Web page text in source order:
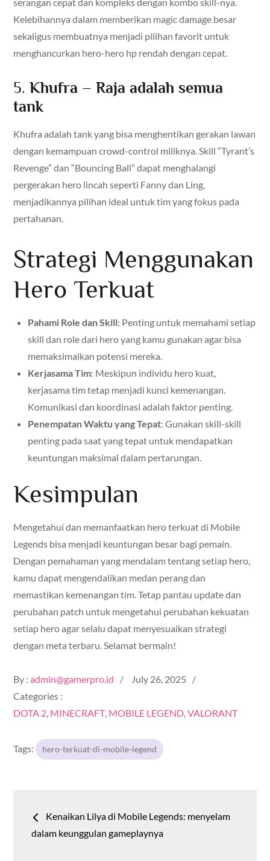
Kelebihannya dalam memberikan magic damage besar
sekaligus membuatnya menjadi pilihan favorit untuk
menghancurkan hero-hero hp rendah dengan cepat.
5.Khufra – Raja adalah semua
tank
Khufra adalah tank yang bisa menghentikan gerakan lawan
dengan kemampuan crowd-control miliknya. Skill “Tyrant’s
Revenge” dan “Bouncing Ball” dapat menghalangi
pergerakan hero lincah seperti Fanny dan Ling,
menjadikannya pilihan ideal untuk tim yang fokus pada
pertahanan.
Strategi Menggunakan
Hero Terkuat
Pahami Role dan Skill: Penting untuk memahami setiap
skill dan role dari hero yang kamu gunakan agar bisa
memaksimalkan potensi mereka.
Kerjasama Tim: Meskipun individu hero kuat,
kerjasama tim tetap menjadi kunci kemenangan.
Komunikasi dan koordinasi adalah faktor penting.
Penempatan Waktu yang Tepat: Gunakan skill-skill
penting pada saat yang tepat untuk mendapatkan
keuntungan maksimal dalam pertarungan.
Kesimpulan
Mengetahui dan memanfaatkan hero terkuat di Mobile
Legends bisa menjadi keuntungan besar bagi pemain.
Dengan pemahaman yang mendalam tentang setiap hero,
kamu dapat mengendalikan medan perang dan
memastikan kemenangan tim. Tetap pantau update dan
perubahan patch untuk mengetahui perubahan kekuatan
setiap hero agar selalu dapat menyesuaikan strategi
dengan meta terbaru. Selamat bermain!
By :admin@gamerpro.id
Posted
July 26, 2025
Categories :
DOTA 2 MINECRAFT MOBILE LEGEND VALORANT
Tags: hero-terkuat-di-mobile-legend
navigation
Kenaikan Lilya di Mobile Legends: menyelam
dalam keunggulan gameplaynya